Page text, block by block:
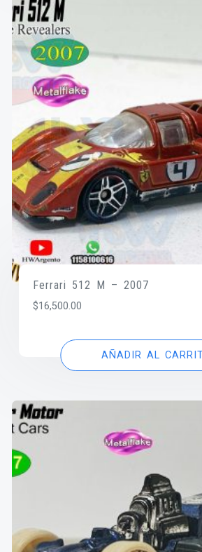
Ferrari 512 M – 2007
$16,500.00
AÑADIR AL